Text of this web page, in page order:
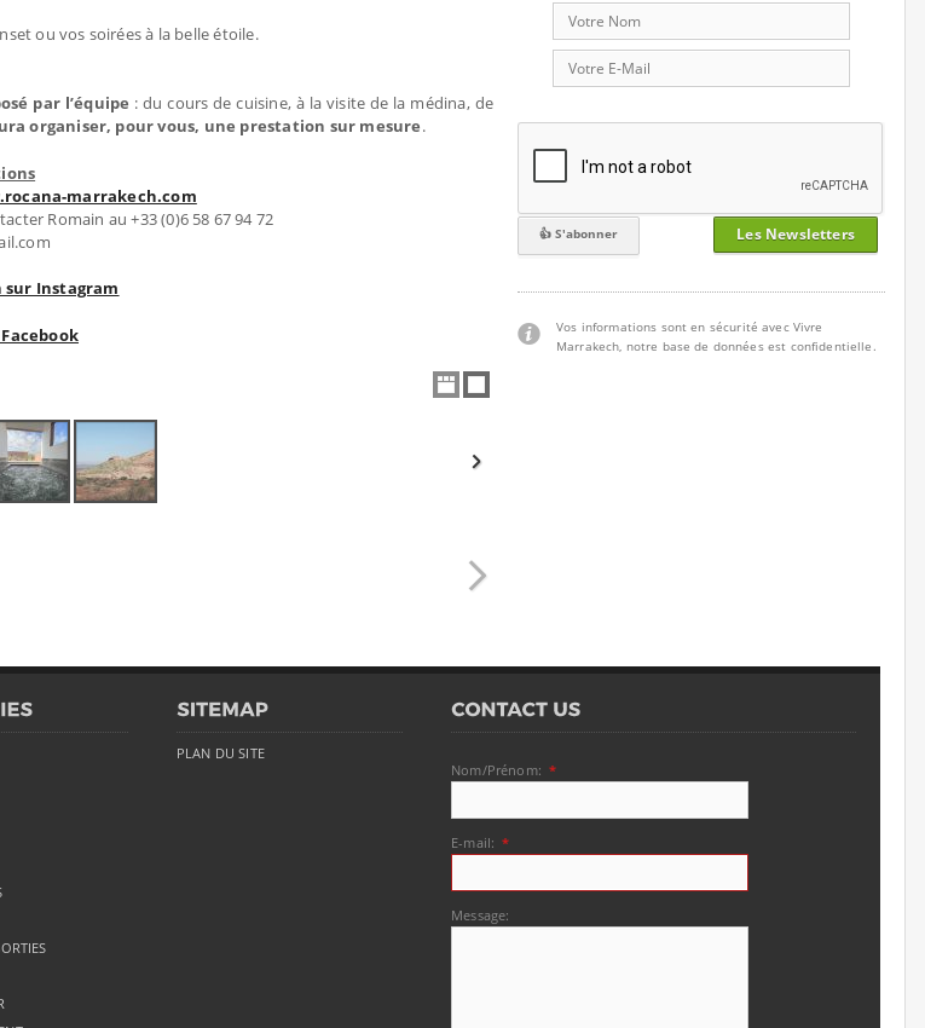
ou vos soirées à la belle étoile.
par l’équipe : du cours de cuisine, à la visite de la médina, de
organiser, pour vous, une prestation sur mesure.
marrakech.com
Romain au +33 (0)6 58 67 94 72
sur Instagram
Les Newsletters
Vos informations sont en sécurité avec Vivre
Marrakech, notre base de données est confidentielle.
PLAN DU SITE
Nom/Prénom: *
E-mail: *
Message: